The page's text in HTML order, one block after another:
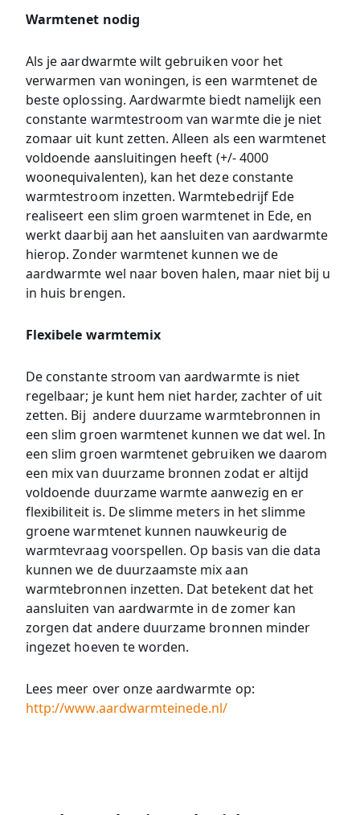
Warmtenet nodig
Als je aardwarmte wilt gebruiken voor het
verwarmen van woningen, is een warmtenet de
beste oplossing. Aardwarmte biedt namelijk een
constante warmtestroom van warmte die je niet
zomaar uit kunt zetten. Alleen als een warmtenet
voldoende aansluitingen heeft (+/- 4000
woonequivalenten), kan het deze constante
warmtestroom inzetten. Warmtebedrijf Ede
realiseert een slim groen warmtenet in Ede, en
werkt daarbij aan het aansluiten van aardwarmte
hierop. Zonder warmtenet kunnen we de
aardwarmte wel naar boven halen, maar niet bij u
in huis brengen.
Flexibele warmtemix
De constante stroom van aardwarmte is niet
regelbaar; je kunt hem niet harder, zachter of uit
zetten. Bij andere duurzame warmtebronnen in
een slim groen warmtenet kunnen we dat wel. In
een slim groen warmtenet gebruiken we daarom
een mix van duurzame bronnen zodat er altijd
voldoende duurzame warmte aanwezig en er
flexibiliteit is. De slimme meters in het slimme
groene warmtenet kunnen nauwkeurig de
warmtevraag voorspellen. Op basis van die data
kunnen we de duurzaamste mix aan
warmtebronnen inzetten. Dat betekent dat het
aansluiten van aardwarmte in de zomer kan
zorgen dat andere duurzame bronnen minder
ingezet hoeven te worden.
Lees meer over onze aardwarmte op:
http://www.aardwarmteinede.nl/